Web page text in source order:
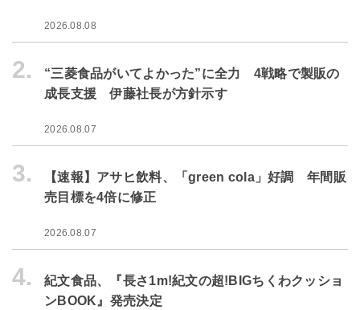
2026.08.08
2.
“三菱食品がいてよかった”に全力 4戦略で製販の
成長支援 伊藤社長が方針示す
2026.08.07
3.
【速報】アサヒ飲料、「green cola」好調 年間販
売目標を4倍に修正
2026.08.07
4.
紀文食品、『長さ1m!紀文の超!BIGちくわクッショ
ンBOOK』発売決定